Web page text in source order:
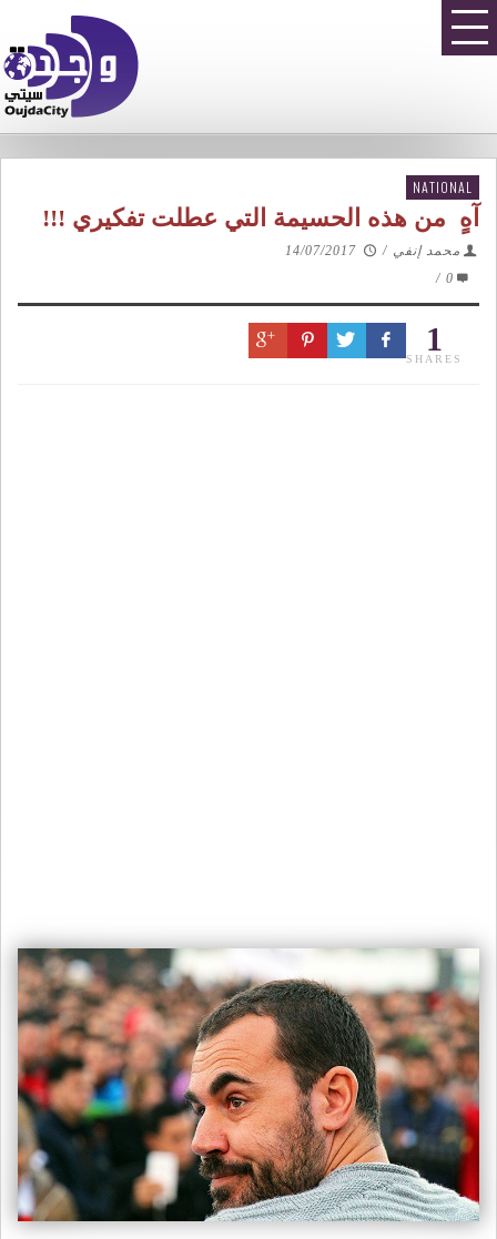
NATIONAL
آهٍ من هذه الحسيمة التي عطلت تفكيري !!!
محمد إنفي /
14/07/2017
0
/
1
SHARES